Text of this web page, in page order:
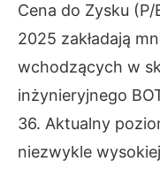
Cena do Zysku
2025 zakładają
wchodzących w
inżynieryjnego
36. Aktualny
niezwykle